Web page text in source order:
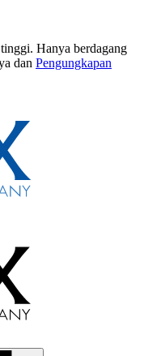
Hanya berdagang
dan Pengungkapan